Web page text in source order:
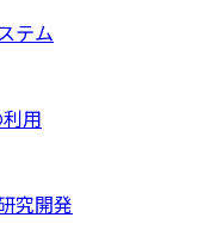
テム
用
究開発